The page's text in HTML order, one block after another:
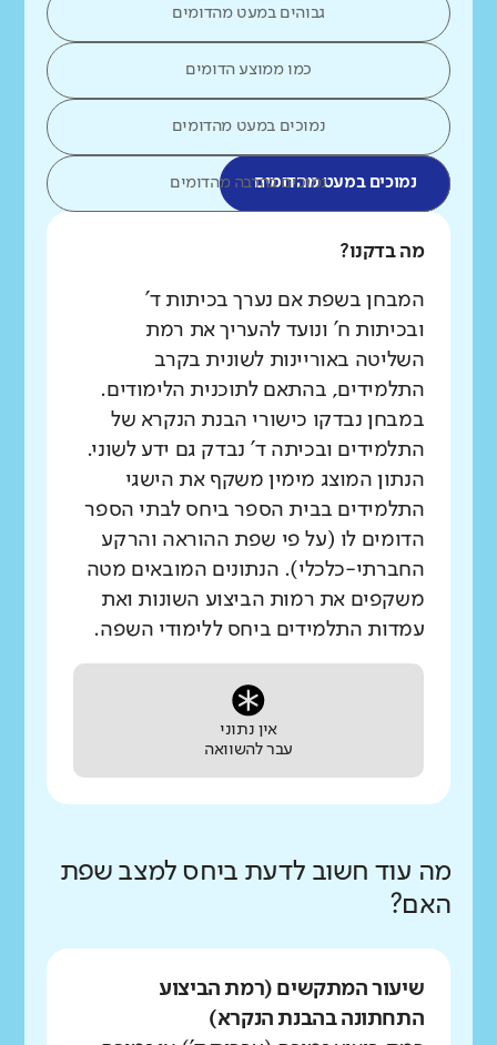
גבוהים במעט מהדומים
כמו ממוצע הדומים
נמוכים במעט מהדומים
נמוכים במעט מהדומיםנמוכים בהרבה מהדומים
מה בדקנו?
המבחן בשפת אם נערך בכיתות ד'
ובכיתות ח' ונועד להעריך את רמת
השליטה באוריינות לשונית בקרב
התלמידים, בהתאם לתוכנית הלימודים.
במבחן נבדקו כישורי הבנת הנקרא של
התלמידים ובכיתה ד' נבדק גם ידע לשוני.
הנתון המוצג מימין משקף את הישגי
התלמידים בבית הספר ביחס לבתי הספר
הדומים לו (על פי שפת ההוראה והרקע
החברתי-כלכלי). הנתונים המובאים מטה
משקפים את רמות הביצוע השונות ואת
עמדות התלמידים ביחס ללימודי השפה.
אין נתוני
עבר להשוואה
מה עוד חשוב לדעת ביחס למצב שפת
האם?
שיעור המתקשים (רמת הביצוע
התחתונה בהבנת הנקרא)